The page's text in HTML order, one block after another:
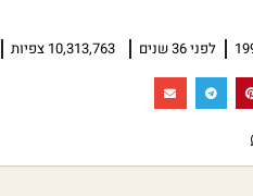
לפני 36 שנים 10,313,763 צפיות